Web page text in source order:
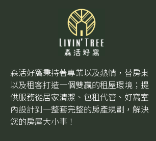
森活好窩秉持著專業以及熱情，替房東
以及租客打造一個雙贏的租屋環境；提
供服務從居家清潔、包租代管、好窩室
內設計到一整套完整的房產規劃，解決
您的房屋大小事！